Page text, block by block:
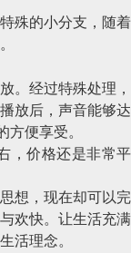
殊的小分支，随着
。经过特殊处理，
放后，声音能够达
便享受。
，价格还是非常平
想，现在却可以完
欢快。让生活充满
活理念。